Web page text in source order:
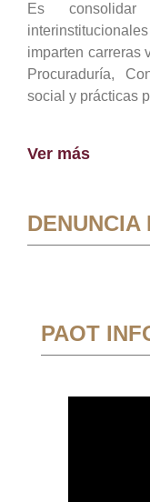
Es
imparten carreras
Procuraduría,
social y prácticas
Ver más
DENUNCIA
PAOT